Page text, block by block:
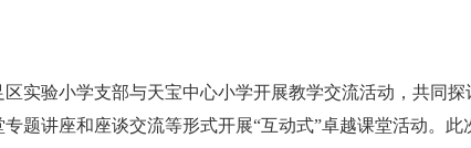
区实验小学支部与天宝中心小学开展教学交流活动，共同
题讲座和座谈交流等形式开展“互动式”卓越课堂活动。